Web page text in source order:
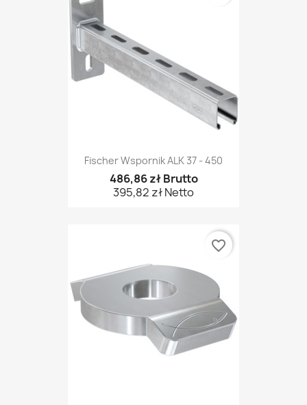
Fischer Wspornik ALK 37 - 450
486,86 zł Brutto
395,82 zł Netto
favorite_border